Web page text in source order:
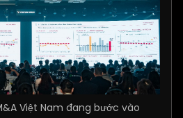
Việt Nam đang bước vào